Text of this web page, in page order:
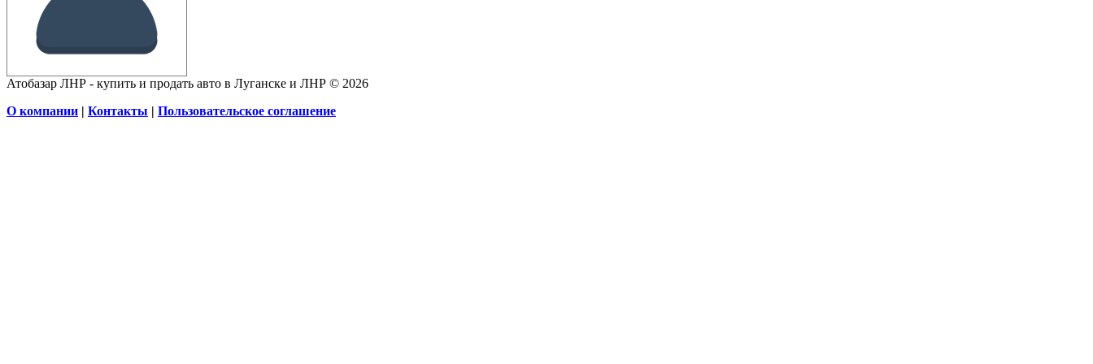
Атобазар ЛНР - купить и продать авто в Луганске и ЛНР © 2026
О компании | Контакты | Пользовательское соглашение